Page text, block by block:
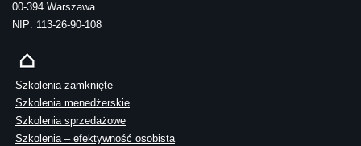
00-394 Warszawa
NIP: 113-26-90-108
Szkolenia zamknięte
Szkolenia menedżerskie
Szkolenia sprzedażowe
Szkolenia – efektywność osobista